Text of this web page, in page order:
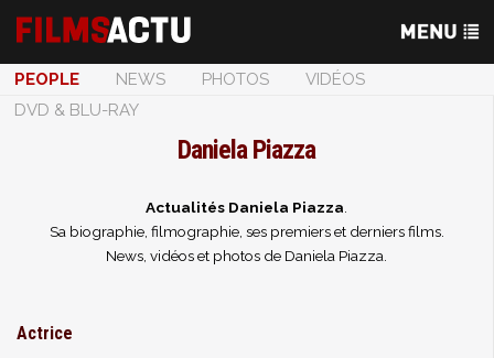
PEOPLE NEWS PHOTOS
VIDÉOS
DVD & BLU-RAY
Daniela Piazza
Actualités Daniela Piazza
Sa biographie, filmographie, ses premiers et derniers films.
News, vidéos et photos de Daniela Piazza.
Actrice